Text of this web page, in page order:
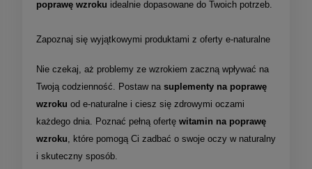
poprawę wzroku idealnie dopasowane do Twoich potrzeb.
Zapoznaj się wyjątkowymi produktami z oferty e-naturalne
Nie czekaj, aż problemy ze wzrokiem zaczną wpływać na
Twoją codzienność. Postaw na suplementy na poprawę
wzroku od e-naturalne i ciesz się zdrowymi oczami
każdego dnia. Poznać pełną ofertę witamin na poprawę
wzroku, które pomogą Ci zadbać o swoje oczy w naturalny
i skuteczny sposób.